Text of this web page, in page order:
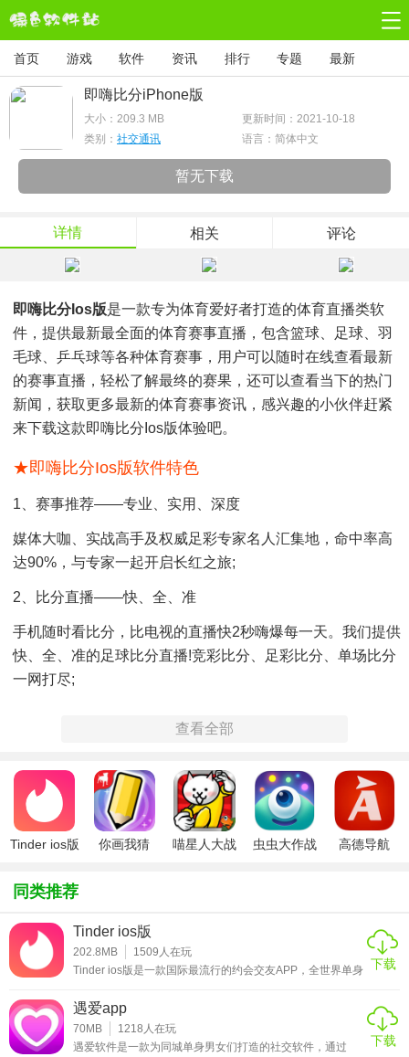
首页 游戏 软件 资讯 排行 专题 最新
即嗨比分iPhone版
大小： 209.3 MB
更新时间：2021-10-18
类别： 社交通讯 语言：简体中文
暂无下载
详情 相关 评论
即嗨比分ios版是一款专为体育爱好者打造的体育直播类软
件，提供最新最全面的体育赛事直播，包含篮球、足球、羽
毛球、乒乓球等各种体育赛事，用户可以随时在线查看最新
的赛事直播，轻松了解最终的赛果，还可以查看当下的热门
新闻，获取更多最新的体育赛事资讯，感兴趣的小伙伴赶紧
来下载这款即嗨比分ios版体验吧。
★即嗨比分ios版软件特色
1、赛事推荐——专业、实用、深度
媒体大咖、实战高手及权威足彩专家名人汇集地，命中率高
达90%，与专家一起开启长红之旅;
2、比分直播——快、全、准
手机随时看比分，比电视的直播快2秒嗨爆每一天。我们提供
快、全、准的足球比分直播!竞彩比分、足彩比分、单场比分
一网打尽;
比较、盘路走势、历史相同赔率。与国内外百家赔率公司结
成战略合作伙伴，独具特色的竞猜比赛指数，重新定义核心
数据!
1、特色数据高效服务;
2、各级联赛全面聚集;
3、精彩话题实况直播。
★即嗨比分ios版软件优势
1、提供足球篮球赛程、即时比分和赛果数据;
查看全部
Tinder ios版
你画我猜
喵星人大战
虫虫大作战
高德导航
同类推荐
Tinder ios版
202.8MB 1509 人在玩
Tinder ios版是一款国际最流行的约会交友APP，全世界单身
地理位置，每天推荐一定距离内的四个对象，根据用户在
Facebook上面的共同好友数量、共同兴趣和关系网给出评
分，得分最高的推荐对象优先展示。假如你喜欢的推荐对象
恰好也喜欢你，那么你们就可以互发消息、在Facebook上互
下载
遇爱app
70MB 1218 人在玩
遇爱软件是一款为同城单身男女们打造的社交软件，通过
下载